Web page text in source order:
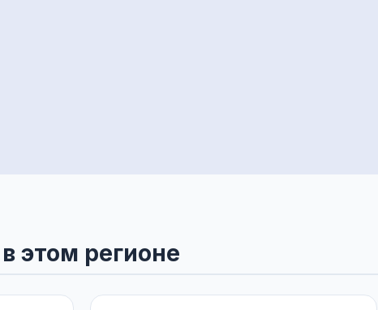
этом регионе